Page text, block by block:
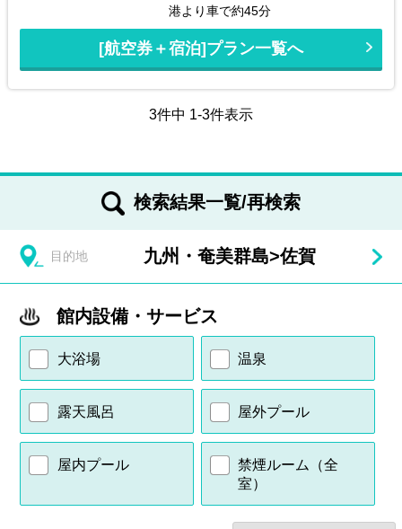
港より車で約45分
[航空券＋宿泊]プラン一覧へ
3件中 1-3件表示
検索結果一覧/再検索
目的地 九州・奄美群島>佐賀
館内設備・サービス
大浴場 温泉
露天風呂 屋外プール
屋内プール
禁煙ルーム（全
室）